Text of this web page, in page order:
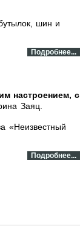
шин и
Подробнее...
настроением, с
Заяц.
«Неизвестный
Подробнее...